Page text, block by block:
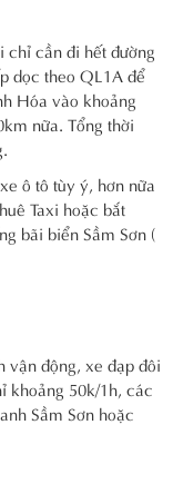
chỉ cần đi hết đường
dọc theo QL1A để
Hóa vào khoảng
nữa. Tổng thời
ô tô tùy ý, hơn nữa
Taxi hoặc bắt
bãi biển Sầm Sơn (
vận động, xe đạp đôi
khoảng 50k/1h, các
Sầm Sơn hoặc